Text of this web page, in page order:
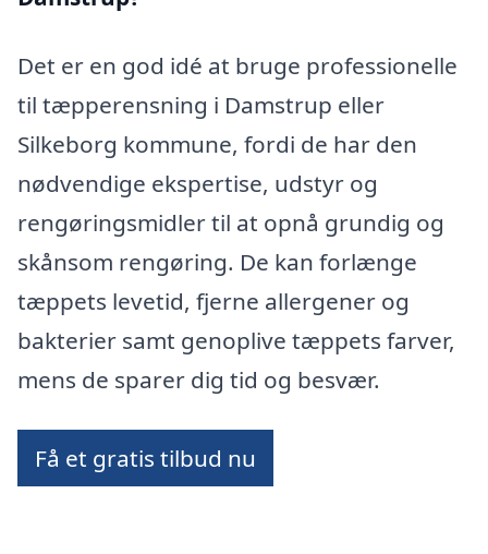
Det er en god idé at bruge professionelle
til tæpperensning i Damstrup eller
Silkeborg kommune, fordi de har den
nødvendige ekspertise, udstyr og
rengøringsmidler til at opnå grundig og
skånsom rengøring. De kan forlænge
tæppets levetid, fjerne allergener og
bakterier samt genoplive tæppets farver,
mens de sparer dig tid og besvær.
Få et gratis tilbud nu